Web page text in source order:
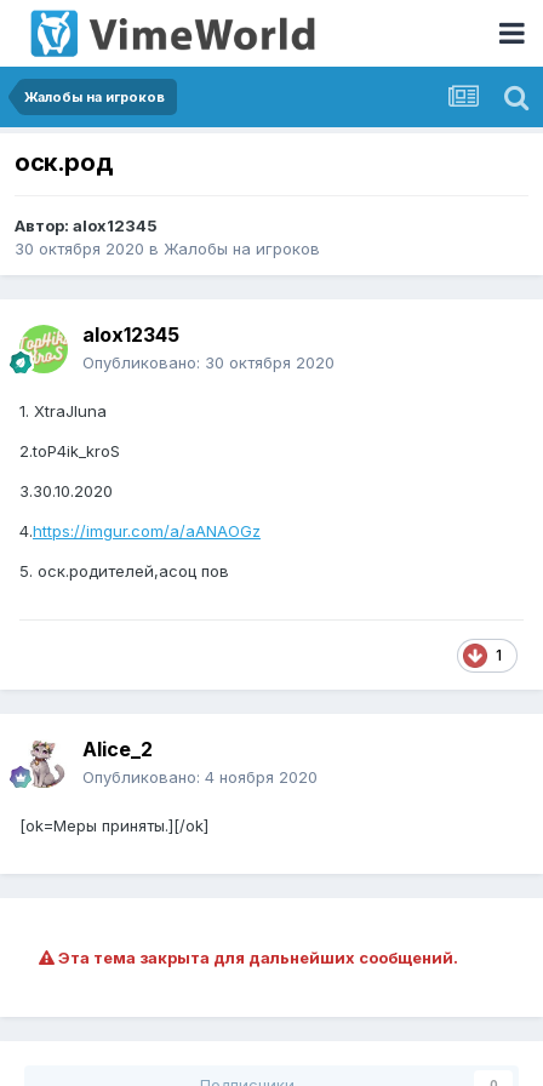
Жалобы на игроков
оск.род
Автор: alox12345
30 октября 2020 в Жалобы на игроков
alox12345
Опубликовано: 30 октября 2020
1. XtraJIuna
2.toP4ik_kroS
3.30.10.2020
4.https://imgur.com/a/aANAOGz
5. оск.родителей,асоц пов
1
Alice_2
Опубликовано: 4 ноября 2020
[ok=Меры приняты.][/ok]
Эта тема закрыта для дальнейших сообщений.